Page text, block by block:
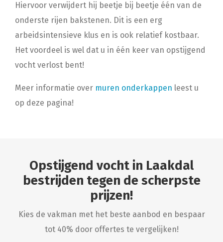
Hiervoor verwijdert hij beetje bij beetje één van de
onderste rijen bakstenen. Dit is een erg
arbeidsintensieve klus en is ook relatief kostbaar.
Het voordeel is wel dat u in één keer van opstijgend
vocht verlost bent!
Meer informatie over muren onderkappen leest u
op deze pagina!
Opstijgend vocht in Laakdal
bestrijden tegen de scherpste
prijzen!
Kies de vakman met het beste aanbod en bespaar
tot 40% door offertes te vergelijken!